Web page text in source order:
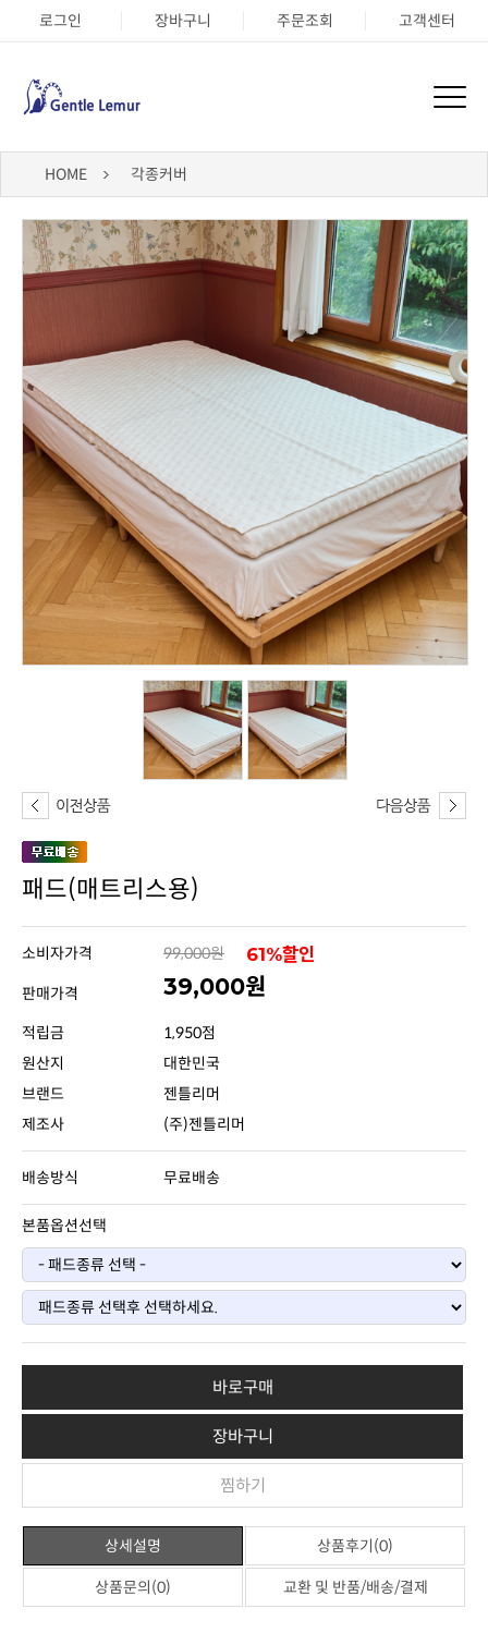
로그인 장바구니 주문조회 고객센터
HOME 각종커버
패드(매트리스용)
소비자가격 99,000원 61%할인
판매가격 39,000원
적립금
1,950점
원산지
대한민국
브랜드
젠틀리머
제조사
(주)젠틀리머
배송방식 무료배송
본품옵션선택
바로구매
장바구니
찜하기
상세설명 상품후기(0)
상품문의(0) 교환 및 반품/배송/결제